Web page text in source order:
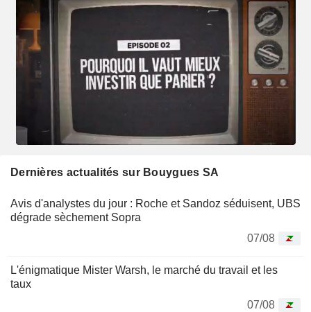
Dernières actualités sur Bouygues SA
Avis d'analystes du jour : Roche et Sandoz séduisent, UBS
dégrade sèchement Sopra
07/08
L'énigmatique Mister Warsh, le marché du travail et les
taux
07/08